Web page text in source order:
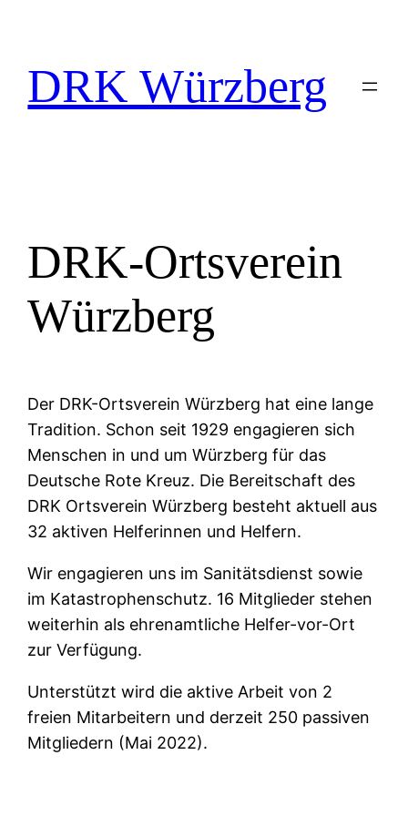
springen
DRK Würzberg
DRK-Ortsverein
Würzberg
Der DRK-Ortsverein Würzberg hat eine lange
Tradition. Schon seit 1929 engagieren sich
Menschen in und um Würzberg für das
Deutsche Rote Kreuz. Die Bereitschaft des
DRK Ortsverein Würzberg besteht aktuell aus
32 aktiven Helferinnen und Helfern.
Wir engagieren uns im Sanitätsdienst sowie
im Katastrophenschutz. 16 Mitglieder stehen
weiterhin als ehrenamtliche Helfer-vor-Ort
zur Verfügung.
Unterstützt wird die aktive Arbeit von 2
freien Mitarbeitern und derzeit 250 passiven
Mitgliedern (Mai 2022).